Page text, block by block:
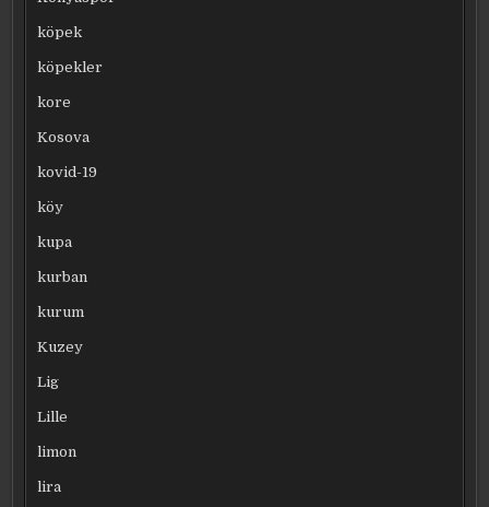
köpek
köpekler
kore
Kosova
kovid-19
köy
kupa
kurban
kurum
Kuzey
Lig
Lille
limon
lira